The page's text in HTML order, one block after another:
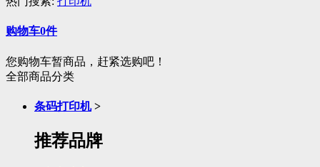
购物车0件
您购物车暂商品，赶紧选购吧！
全部商品分类
条码打印机 >
推荐品牌